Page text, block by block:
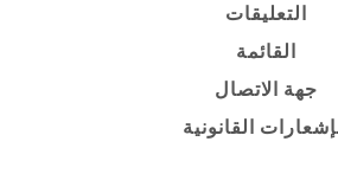
التعليقات
القائمة
جهة الاتصال
القانونية